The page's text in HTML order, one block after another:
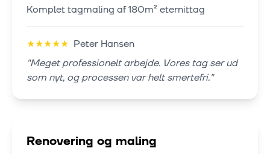
Komplet tagmaling af 180m² eternittag
★★★★★ Peter Hansen
"Meget professionelt arbejde. Vores tag ser ud
som nyt, og processen var helt smertefri."
Renovering og maling